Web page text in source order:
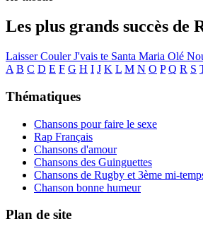
Les plus grands succès de
Laisser CoulerJ'vais te Santa Maria Olé
A B C D E F G H I J K L M N O P Q R S
Thématiques
Chansons pour faire le sexe
Rap Français
Chansons d'amour
Chansons des Guinguettes
Chansons de Rugby et 3ème mi-
Chanson bonne humeur
Plan de site